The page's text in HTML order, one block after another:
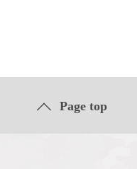
Page top